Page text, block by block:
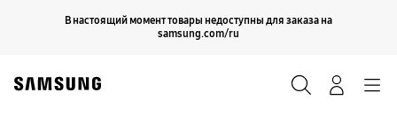
В настоящий момент товары недоступны для заказа на
samsung.com/ru
Продолжить